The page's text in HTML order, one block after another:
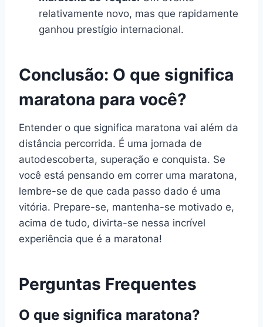
relativamente novo, mas que rapidamente
ganhou prestígio internacional.
Conclusão: O que significa
maratona para você?
Entender o que significa maratona vai além da
distância percorrida. É uma jornada de
autodescoberta, superação e conquista. Se
você está pensando em correr uma maratona,
lembre-se de que cada passo dado é uma
vitória. Prepare-se, mantenha-se motivado e,
acima de tudo, divirta-se nessa incrível
experiência que é a maratona!
Perguntas Frequentes
O que significa maratona?